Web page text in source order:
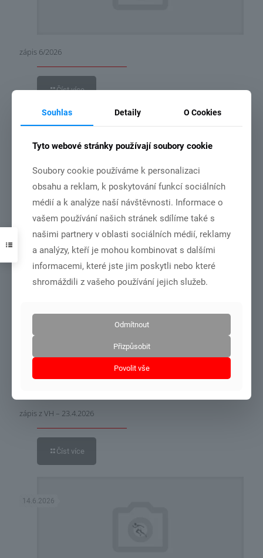
zápis 6/2026
Číst více
zápis 5/2026
Číst více
zápis z VH – 23.4.2026
Číst více
14.6.2026
Souhlas Detaily O Cookies
Tyto webové stránky používají soubory cookie
Soubory cookie používáme k personalizaci
obsahu a reklam, k poskytování funkcí sociálních
médií a k analýze naší návštěvnosti. Informace o
vašem používání našich stránek sdílíme také s
našimi partnery v oblasti sociálních médií, reklamy
a analýzy, kteří je mohou kombinovat s dalšími
informacemi, které jste jim poskytli nebo které
shromáždili z vašeho používání jejich služeb.
Odmítnout
Přizpůsobit
Povolit vše